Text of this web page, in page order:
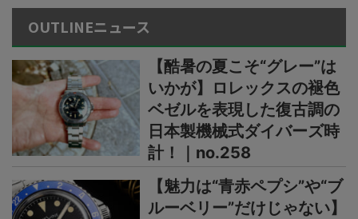
OUTLINEニュース
【酷暑の夏こそ“グレー”は
いかが】ロレックスの褪色
ベゼルを表現した復古調の
日本製機械式ダイバーズ時
計！｜no.258
【魅力は“青赤ペプシ”や“ブ
ルーベリー”だけじゃない】